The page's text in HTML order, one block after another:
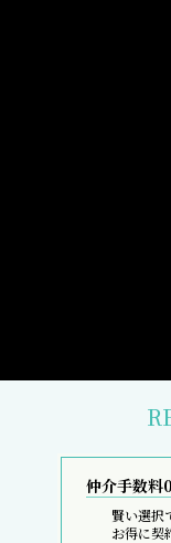
仲介手数料
賢い選択
お得に契